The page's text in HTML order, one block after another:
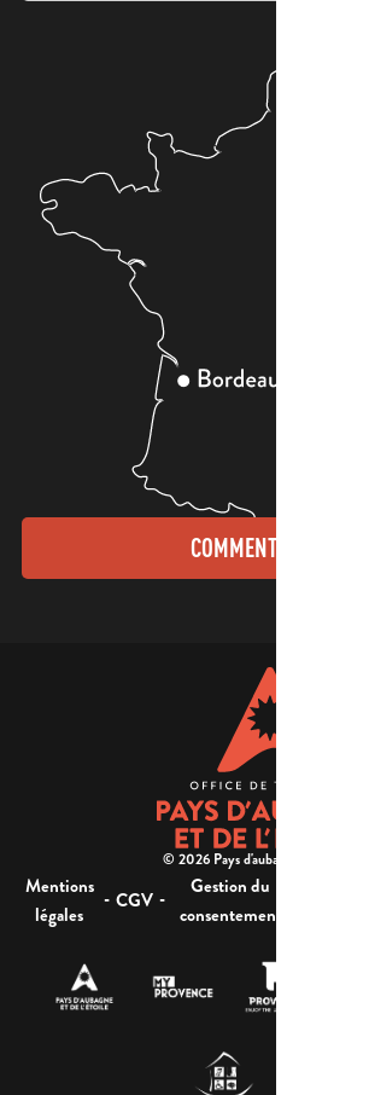
COMMENT VENIR ?
© 2026 Pays d'aubagne et de l'étoile -
Mentions
légales
- CGV -
Gestion du
consentement